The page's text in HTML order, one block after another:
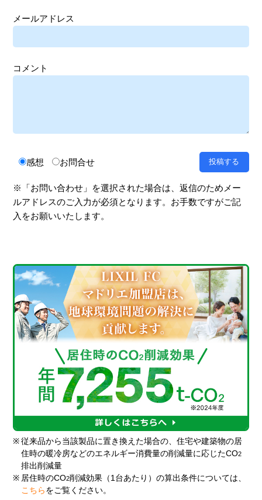
メールアドレス
コメント
感想 お問合せ
※「お問い合わせ」を選択された場合は、返信のためメー
ルアドレスのご入力が必須となります。お手数ですがご記
入をお願いいたします。
※ 従来品から当該製品に置き換えた場合の、住宅や建築物の居
住時の暖冷房などのエネルギー消費量の削減量に応じたCO2
排出削減量
※ 居住時のCO2削減効果（1台あたり）の算出条件については、
こちら をご覧ください。